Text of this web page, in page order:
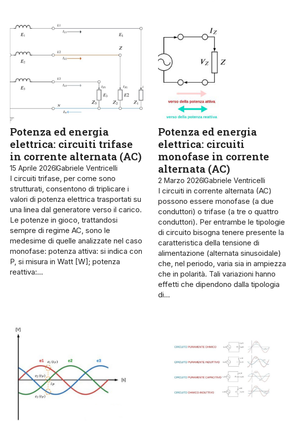
Potenza ed energia
elettrica: circuiti trifase
in corrente alternata (AC)
15 Aprile 2026Gabriele Ventricelli
I circuiti trifase, per come sono
strutturati, consentono di triplicare i
valori di potenza elettrica trasportati su
una linea dal generatore verso il carico.
Le potenze in gioco, trattandosi
sempre di regime AC, sono le
medesime di quelle analizzate nel caso
monofase: potenza attiva: si indica con
P, si misura in Watt [W]; potenza
reattiva:…
Potenza ed energia
elettrica: circuiti
monofase in corrente
alternata (AC)
2 Marzo 2026Gabriele Ventricelli
I circuiti in corrente alternata (AC)
possono essere monofase (a due
conduttori) o trifase (a tre o quattro
conduttori). Per entrambe le tipologie
di circuito bisogna tenere presente la
caratteristica della tensione di
alimentazione (alternata sinusoidale)
che, nel periodo, varia sia in ampiezza
che in polarità. Tali variazioni hanno
effetti che dipendono dalla tipologia
di…